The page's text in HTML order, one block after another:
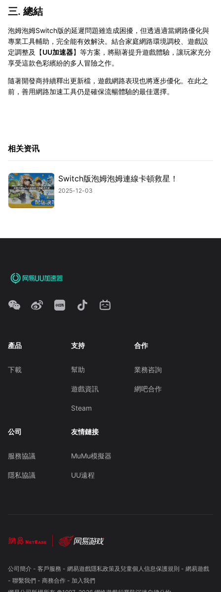
三. 總結
泡姆泡姆Switch版的延遲問題雖造成困擾，但透過適當網路優化與
專業工具輔助，完全能有效解決。結合家庭網路環境調校、遊戲設
定調整及【UU加速器】等方案，將顯著提升遊戲體驗，讓玩家充分
享受這款色彩繽紛的多人冒險之作。
隨著開發商持續釋出更新檔，遊戲網路表現也將逐步優化。在此之
前，善用網路加速工具仍是確保流暢體驗的最佳選擇。
相关资讯
Switch版泡姆泡姆連線卡頓救星！
2025-12-03
產品
下載
支持
幫助
遊戲資訊
Steam
合作
業務咨詢
網吧合作
公司
服務協議
隱私協議
友情鏈接
MuMu模擬器
UU遠程
公司簡介- 客戶服務 - 網易遊戲隱私政策及兒童個人信息保護規則 - 網易遊戲
- 聯繫我們- 商務合作- 加入我們